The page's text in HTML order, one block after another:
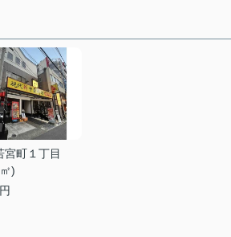
宮町１丁目
)